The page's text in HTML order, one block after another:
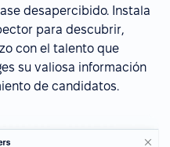
desapercibido. Instala
para descubrir,
con el talento que
su valiosa información
de candidatos.